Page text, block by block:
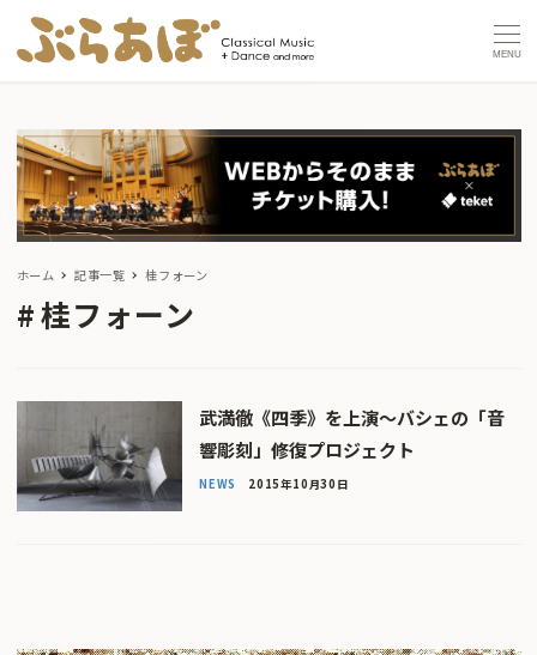
MENU
ホーム 記事一覧 桂フォーン
桂フォーン
武満徹《四季》を上演〜バシェの「音
響彫刻」修復プロジェクト
NEWS 2015年10月30日